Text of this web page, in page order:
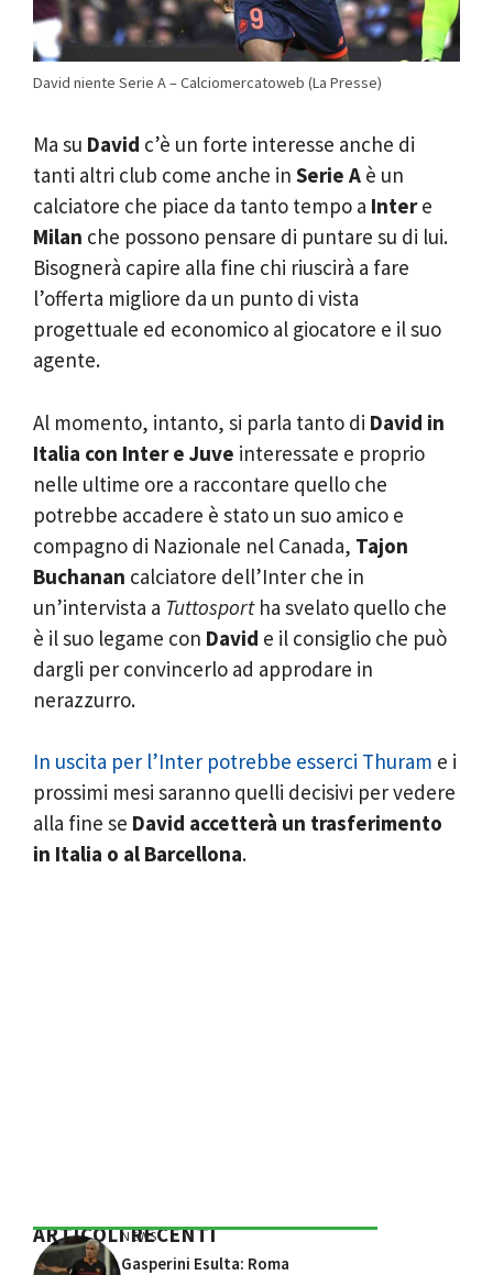
David niente Serie A – Calciomercatoweb (La Presse)
Ma su David c’è un forte interesse anche di
tanti altri club come anche in Serie A è un
calciatore che piace da tanto tempo a Intere
Milan che possono pensare di puntare su di lui.
Bisognerà capire alla fine chi riuscirà a fare
l’offerta migliore da un punto di vista
progettuale ed economico al giocatore e il suo
agente.
Al momento, intanto, si parla tanto di David in
Italia con Inter e Juve interessate e proprio
nelle ultime ore a raccontare quello che
potrebbe accadere è stato un suo amico e
compagno di Nazionale nel Canada, Tajon
Buchanan calciatore dell’Inter che in
un’intervista a Tuttosportha svelato quello che
è il suo legame con David e il consiglio che può
dargli per convincerlo ad approdare in
nerazzurro.
In uscita per l’Inter potrebbe esserci Thuram e i
prossimi mesi saranno quelli decisivi per vedere
alla fine se David accetterà un trasferimento
in Italia o al Barcellona.
ARTICOLI RECENTI
NEWS
Gasperini Esulta: Roma